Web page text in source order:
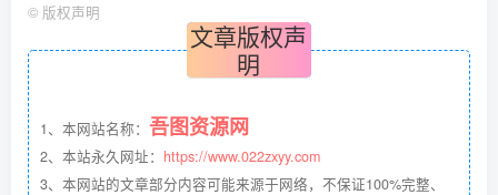
© 版权声明
文章版权声
明
1、本网站名称： 吾图资源网
2、本站永久网址： https://www.022zxyy.com
3、本网站的文章部分内容可能来源于网络，不保证100%完整、